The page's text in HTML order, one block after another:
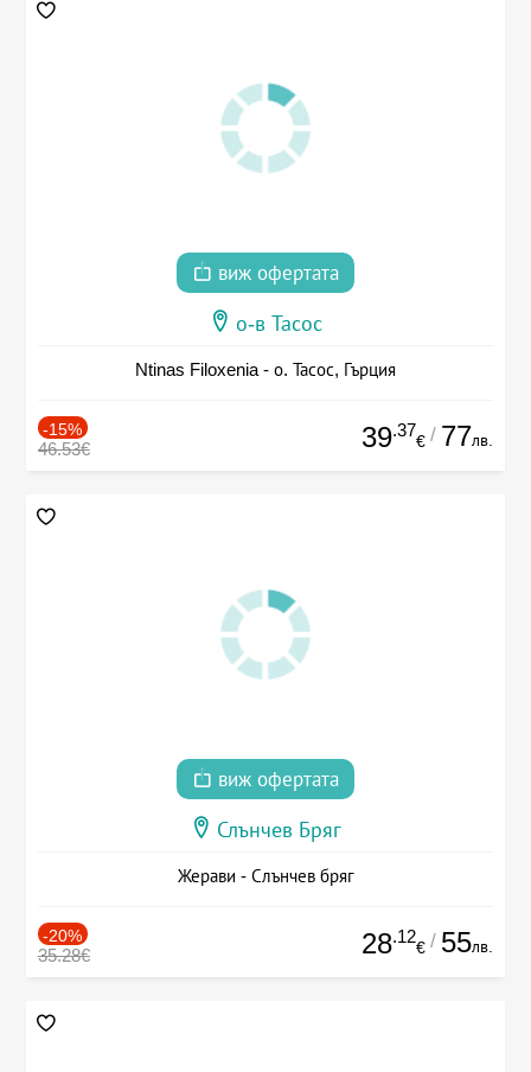
виж офертата
о-в Тасос
Ntinas Filoxenia - о. Тасос, Гърция
-15%
46.53€ 39.37
€ / 77лв.
виж офертата
Слънчев Бряг
Жерави - Слънчев бряг
-20%
35.28€ 28.12
€ / 55лв.